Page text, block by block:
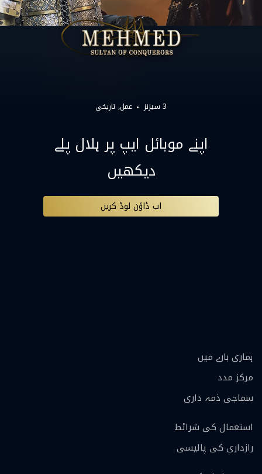
3 سیزنز عمل تاریخی
اپنے موبائل ایپ پر ہلال پلے
دیکھیں
اب ڈاؤن لوڈ کریں
ہماری بارے ميں
مرکز مدد
سماجی ذمہ داری
استعمال کی شرائط
رازداری کی پالیسی